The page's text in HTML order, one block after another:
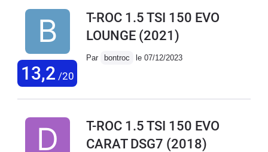
13,2 /20
T-ROC 1.5 TSI 150 EVO
LOUNGE (2021)
Par bontroc le 07/12/2023
T-ROC 1.5 TSI 150 EVO
CARAT DSG7 (2018)